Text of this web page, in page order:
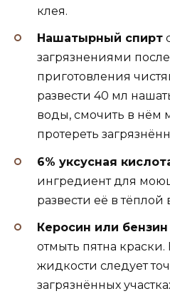
клея.
Нашатырный спирт
загрязнениями
приготовления
развести 40 мл
воды, смочить в нём
протереть
6% уксусная
ингредиент для
развести её в
Керосин или бензин
отмыть пятна краски.
жидкости следует
загрязнённых